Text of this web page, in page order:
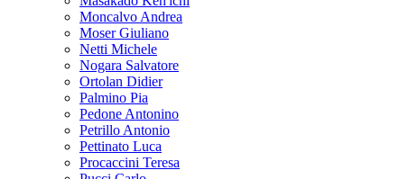
Moncalvo Andrea
Moser Giuliano
Netti Michele
Nogara Salvatore
Ortolan Didier
Palmino Pia
Pedone Antonino
Petrillo Antonio
Pettinato Luca
Procaccini Teresa